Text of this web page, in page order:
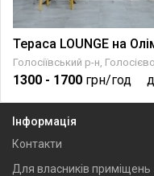
Тераса LOUNGE на
Голосіївський р-н, Голосієво
1300 - 1700 грн/год
Інформація
Контакти
Для власників приміщень